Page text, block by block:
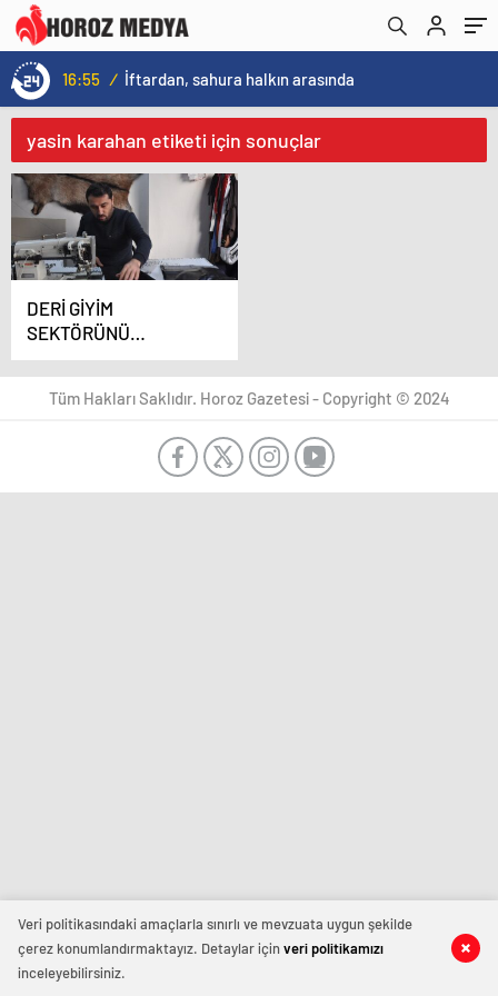
16:55 / İftardan, sahura halkın arasında
yasin karahan etiketi için sonuçlar
DERİ GİYİM
SEKTÖRÜNÜ
İMİTASYON VURDU
Tüm Hakları Saklıdır. Horoz Gazetesi - Copyright © 2024
Veri politikasındaki amaçlarla sınırlı ve mevzuata uygun şekilde
çerez konumlandırmaktayız. Detaylar içinveri politikamızı
inceleyebilirsiniz.